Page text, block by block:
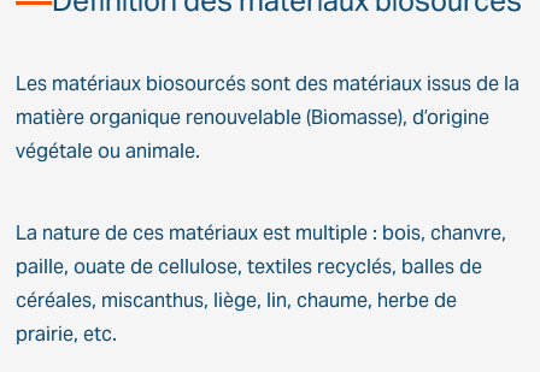
Les matériaux biosourcés sont des matériaux issus de la
matière organique renouvelable (Biomasse), d’origine
végétale ou animale.
La nature de ces matériaux est multiple : bois, chanvre,
paille, ouate de cellulose, textiles recyclés, balles de
céréales, miscanthus, liège, lin, chaume, herbe de
prairie, etc.